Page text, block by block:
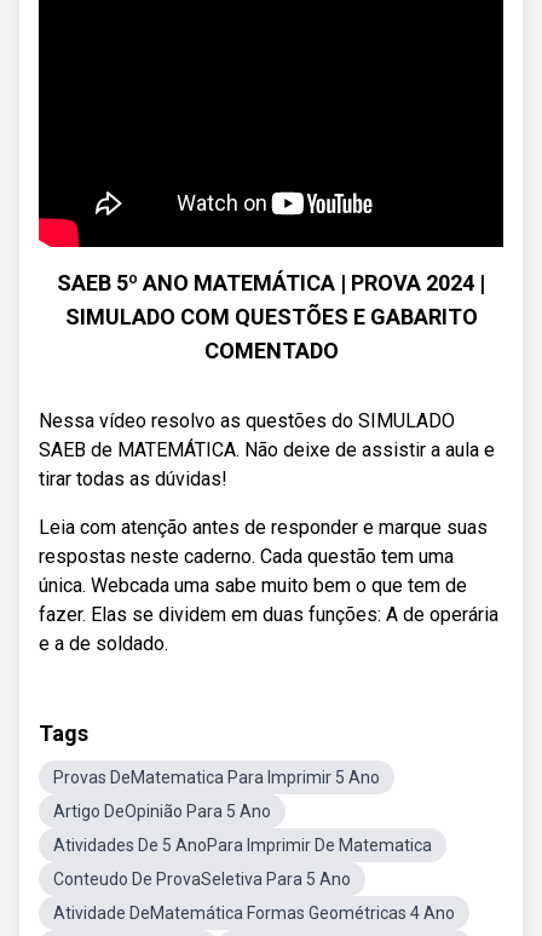
SAEB 5º ANO MATEMÁTICA | PROVA 2024 |
SIMULADO COM QUESTÕES E GABARITO
COMENTADO
Nessa vídeo resolvo as questões do SIMULADO
SAEB de MATEMÁTICA. Não deixe de assistir a aula e
tirar todas as dúvidas!
Leia com atenção antes de responder e marque suas
respostas neste caderno. Cada questão tem uma
única. Webcada uma sabe muito bem o que tem de
fazer. Elas se dividem em duas funções: A de operária
e a de soldado.
Tags
Provas DeMatematica Para Imprimir 5 Ano
Artigo DeOpinião Para 5 Ano
Atividades De 5 AnoPara Imprimir De Matematica
Conteudo De ProvaSeletiva Para 5 Ano
Atividade DeMatemática Formas Geométricas 4 Ano